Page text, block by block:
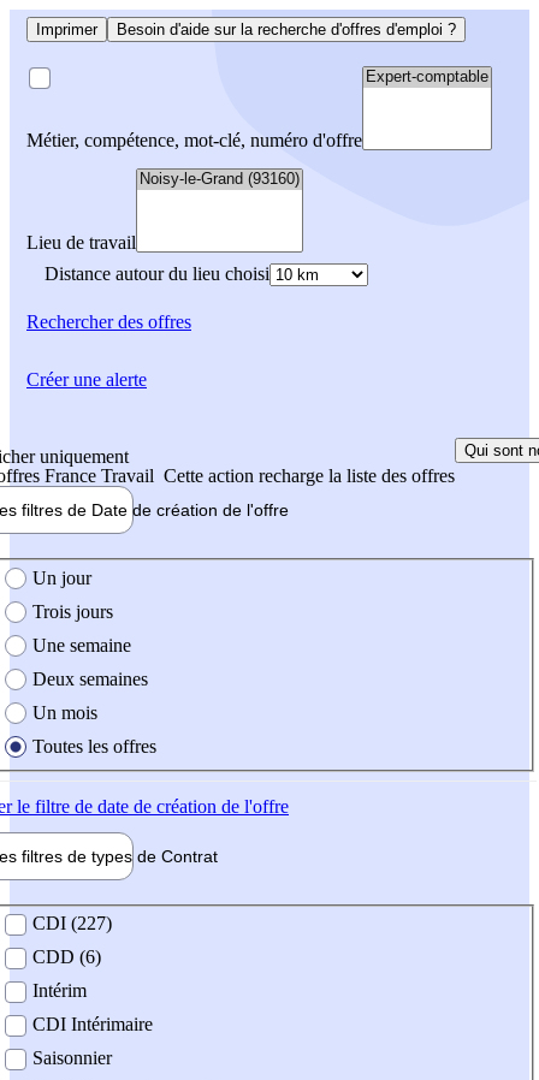
Imprimer Besoin d'aide sur la recherche d'offres d'emploi ?
Métier, compétence, mot-clé, numéro d'offre
Lieu de travail
Distance autour du lieu choisi
Rechercherdes offres
uniquement
France Travail Cette action recharge la liste des offres
Qui sont
filtres de Date de création de l'offre
création de l'offre
Un jour
Trois jours
Une semaine
Deux semaines
Un mois
Toutes les offres
le filtre de date de création de l'offre
filtres de types de Contrat
contrat
CDI (227)
CDD (6)
Intérim
CDI Intérimaire
Saisonnier
Créer une alerte